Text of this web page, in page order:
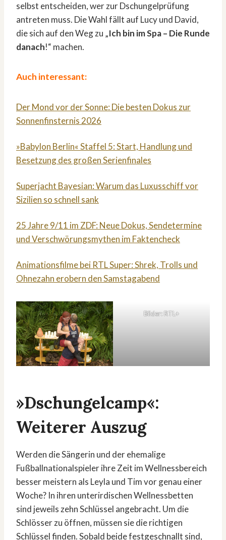
selbst entscheiden, wer zur Dschungelprüfung
antreten muss. Die Wahl fällt auf Lucy und David,
die sich auf den Weg zu „Ich bin im Spa – Die Runde
danach!“ machen.
Auch interessant:
Der Mond vor der Sonne: Die besten Dokus zur
Sonnenfinsternis 2026
»Babylon Berlin« Staffel 5: Start, Handlung und
Besetzung des großen Serienfinales
Superjacht Bayesian: Warum das Luxusschiff vor
Sizilien so schnell sank
25 Jahre 9/11 im ZDF: Neue Dokus, Sendetermine
und Verschwörungsmythen im Faktencheck
Animationsfilme bei RTL Super: Shrek, Trolls und
Ohnezahn erobern den Samstagabend
Bilder: RTL+
»Dschungelcamp«:
Weiterer Auszug
Werden die Sängerin und der ehemalige
Fußballnationalspieler ihre Zeit im Wellnessbereich
besser meistern als Leyla und Tim vor genau einer
Woche? In ihren unterirdischen Wellnessbetten
sind jeweils zehn Schlüssel angebracht. Um die
Schlösser zu öffnen, müssen sie die richtigen
Schlüssel finden. Sobald beide festgeschnallt sind,